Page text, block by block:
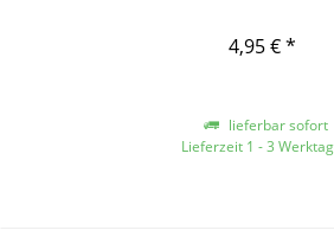
4,95 € *
lieferbar sofort
Lieferzeit 1 - 3